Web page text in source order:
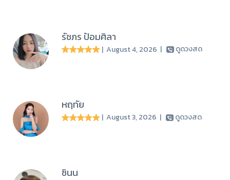
รัชภร ป้อมศิลา
| August 4, 2026 | ดูดวงสด
หฤทัย
| August 3, 2026 | ดูดวงสด
ซินน